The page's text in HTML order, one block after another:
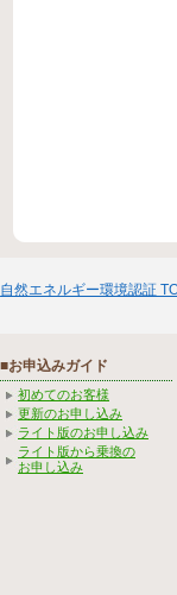
自然エネルギー環境認証
■お申込みガイド
初めてのお客様
更新のお申し込み
ライト版のお申し込み
ライト版から乗換の
お申し込み